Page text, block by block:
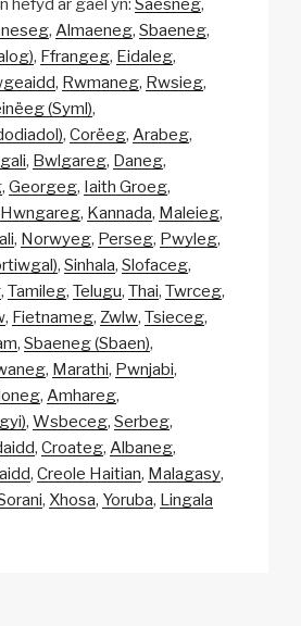
hefyd ar gael yn: Saesneg
Almaeneg Sbaeneg
Ffrangeg Eidaleg
Rwmaneg Rwsieg
(Syml)
Corëeg Arabeg
Bwlgareg Daneg
Georgeg Iaith Groeg
Hwngareg Kannada Maleieg
Norwyeg Perseg Pwyleg
Sinhala Slofaceg
Tamileg Telugu Thai Twrceg
Fietnameg Zwlw Tsieceg
Sbaeneg (Sbaen)
Marathi Pwnjabi
Amhareg
Wsbeceg Serbeg
Croateg Albaneg
Creole Haitian Malagasy
Xhosa Yoruba Lingala